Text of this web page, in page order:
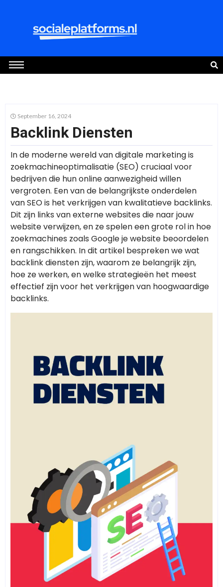
September 16, 2024
Backlink Diensten
In de moderne wereld van digitale marketing is
zoekmachineoptimalisatie (SEO) cruciaal voor
bedrijven die hun online aanwezigheid willen
vergroten. Een van de belangrijkste onderdelen
van SEO is het verkrijgen van kwalitatieve backlinks.
Dit zijn links van externe websites die naar jouw
website verwijzen, en ze spelen een grote rol in hoe
zoekmachines zoals Google je website beoordelen
en rangschikken. In dit artikel bespreken we wat
backlink diensten zijn, waarom ze belangrijk zijn,
hoe ze werken, en welke strategieën het meest
effectief zijn voor het verkrijgen van hoogwaardige
backlinks.